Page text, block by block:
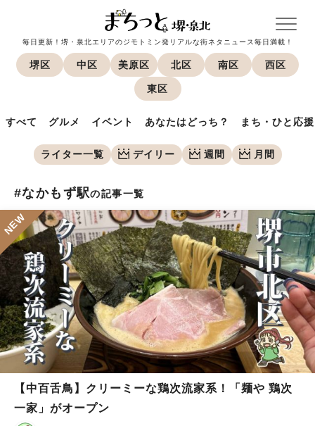
毎日更新！堺・泉北エリアのジモトミン発リアルな街ネタニュース毎日満載！
堺区 中区 美原区 北区 南区 西区
東区
すべて グルメ イベント あなたはどっち？ まち・ひと応援
ライター一覧 デイリー 週間 月間
#なかもず駅の記事一覧
【中百舌鳥】クリーミーな鶏次流家系！「麺や 鶏次
一家」がオープン